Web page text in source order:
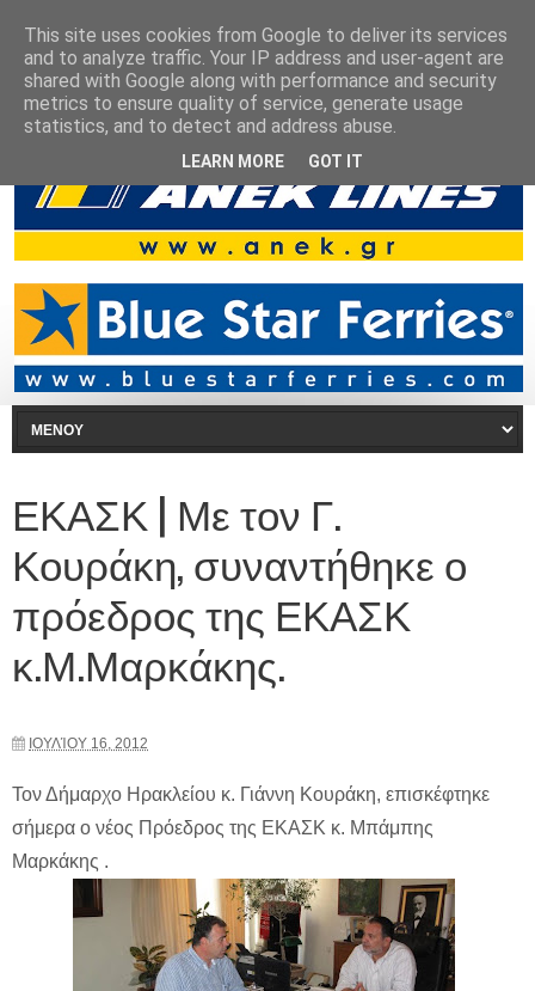
ΕΚΑΣΚ | Με τον Γ.
Κουράκη, συναντήθηκε ο
πρόεδρος της ΕΚΑΣΚ
κ.Μ.Μαρκάκης.
ΙΟΥΛΊΟΥ 16, 2012
Τον Δήμαρχο Ηρακλείου κ. Γιάννη Κουράκη, επισκέφτηκε
σήμερα ο νέος Πρόεδρος της ΕΚΑΣΚ κ. Μπάμπης
Μαρκάκης .
This site uses cookies from Google to deliver its services
and to analyze traffic. Your IP address and user-agent are
shared with Google along with performance and security
metrics to ensure quality of service, generate usage
statistics, and to detect and address abuse.
LEARN MORE GOT IT